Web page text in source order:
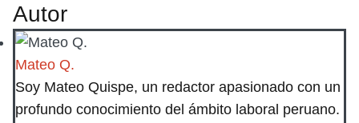
Autor
Mateo Q.
Soy Mateo Quispe, un redactor apasionado con un
profundo conocimiento del ámbito laboral peruano.